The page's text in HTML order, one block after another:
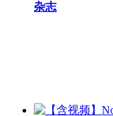
杂志